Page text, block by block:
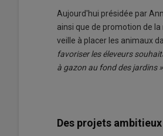
Aujourd'hui présidée par
ainsi que de promotion de
veille à placer les animaux
favoriser les éleveurs
à gazon au fond des jardins »
Des projets